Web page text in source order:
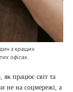
з кращих
офісах.
як працює світ та
не на соцмережі, а